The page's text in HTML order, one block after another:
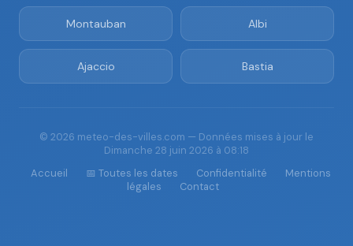
Montauban Albi
Ajaccio Bastia
© 2026 meteo-des-villes.com — Données mises à jour le
Dimanche 28 juin 2026 à 08:18
Accueil
📅 Toutes les dates Confidentialité
Mentions
légales
Contact